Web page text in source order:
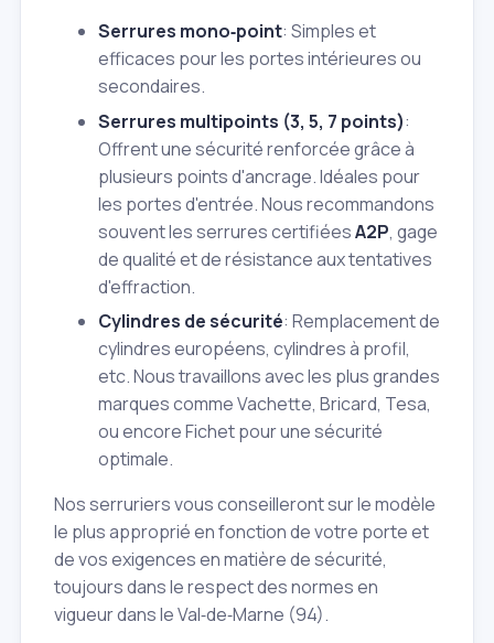
Serrures mono‑point: Simples et
efficaces pour les portes intérieures ou
secondaires.
Serrures multipoints (3, 5, 7 points):
Offrent une sécurité renforcée grâce à
plusieurs points d'ancrage. Idéales pour
les portes d'entrée. Nous recommandons
souvent les serrures certifiéesA2P, gage
de qualité et de résistance aux tentatives
d'effraction.
Cylindres de sécurité: Remplacement de
cylindres européens, cylindres à profil,
etc. Nous travaillons avec les plus grandes
marques comme Vachette, Bricard, Tesa,
ou encore Fichet pour une sécurité
optimale.
Nos serruriers vous conseilleront sur le modèle
le plus approprié en fonction de votre porte et
de vos exigences en matière de sécurité,
toujours dans le respect des normes en
vigueur dans le Val‑de‑Marne (94).